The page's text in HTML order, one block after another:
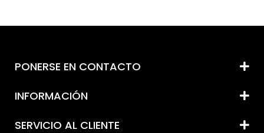
PONERSE EN CONTACTO
INFORMACIÓN
SERVICIO AL CLIENTE